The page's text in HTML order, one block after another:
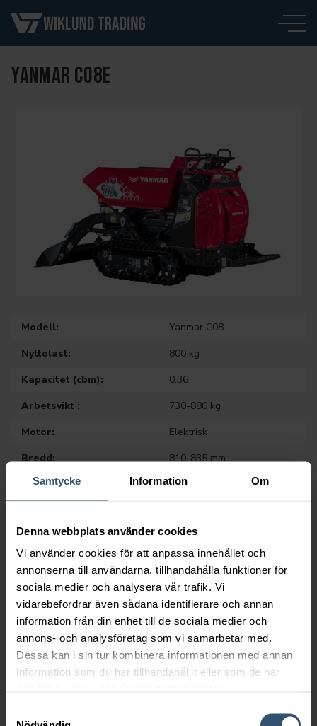
Samtycke Information Om
Denna webbplats använder cookies
Vi använder cookies för att anpassa innehållet och
annonserna till användarna, tillhandahålla funktioner för
sociala medier och analysera vår trafik. Vi
vidarebefordrar även sådana identifierare och annan
information från din enhet till de sociala medier och
annons- och analysföretag som vi samarbetar med.
Dessa kan i sin tur kombinera informationen med annan
information som du har tillhandahållit eller som de har
YANMAR C08E
Modell:
Yanmar C08
Nyttolast:
800 kg
Kapacitet (cbm):
0.36
Arbetsvikt :
730-880 kg
Motor:
Elektrisk
Bredd:
810-835 mm
Tippfunktion:
Framåt